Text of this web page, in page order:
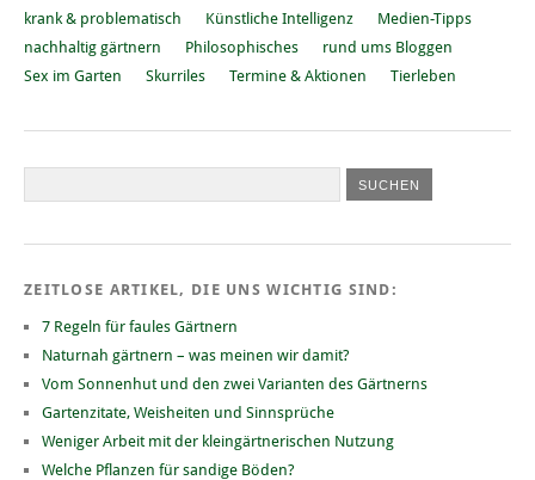
krank & problematisch
Künstliche Intelligenz
Medien-Tipps
nachhaltig gärtnern
Philosophisches
rund ums Bloggen
Sex im Garten
Skurriles Termine & Aktionen Tierleben
ZEITLOSE ARTIKEL, DIE UNS WICHTIG SIND:
7 Regeln für faules Gärtnern
Naturnah gärtnern – was meinen wir damit?
Vom Sonnenhut und den zwei Varianten des Gärtnerns
Gartenzitate, Weisheiten und Sinnsprüche
Weniger Arbeit mit der kleingärtnerischen Nutzung
Welche Pflanzen für sandige Böden?